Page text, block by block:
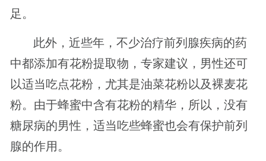
足。
此外，近些年，不少治疗前列腺疾病的药
中都添加有花粉提取物，专家建议，男性还可
以适当吃点花粉，尤其是油菜花粉以及裸麦花
粉。由于蜂蜜中含有花粉的精华，所以，没有
糖尿病的男性，适当吃些蜂蜜也会有保护前列
腺的作用。